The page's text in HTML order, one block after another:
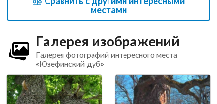
местами
Галерея изображений
Галерея фотографий интересного места
«Юзефинский дуб»